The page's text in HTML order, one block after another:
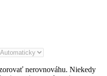
nerovnováhu. Niekedy